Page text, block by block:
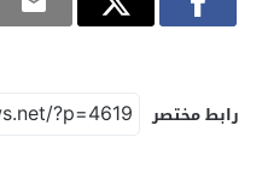
رابط مختصر